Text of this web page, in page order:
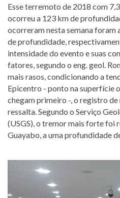
Esse terremoto de 2018 com
ocorreu a 123 km de
ocorreram nesta semana foram
de profundidade,
intensidade do evento e suas
fatores, segundo o eng. geol.
mais rasos, condicionando a
Epicentro - ponto na superfície
chegam primeiro -, o registro de
ressalta. Segundo o Serviço
(USGS), o tremor mais forte foi
Guayabo, a uma profundidade